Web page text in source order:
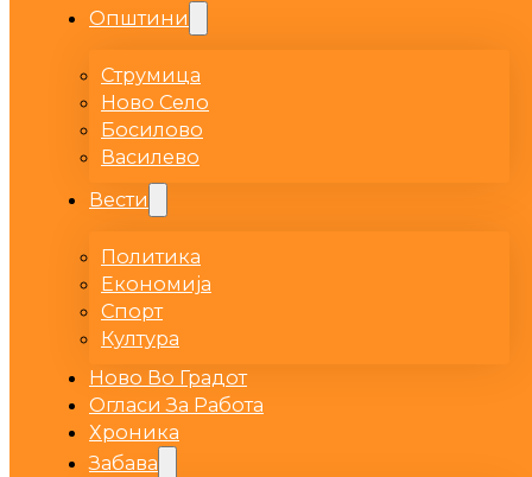
Општини
Струмица
Ново Село
Босилово
Василево
Вести
Политика
Економија
Спорт
Култура
Ново Во Градот
Огласи За Работа
Хроника
Забава